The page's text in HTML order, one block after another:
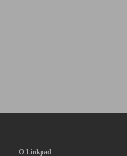
О Linkpad